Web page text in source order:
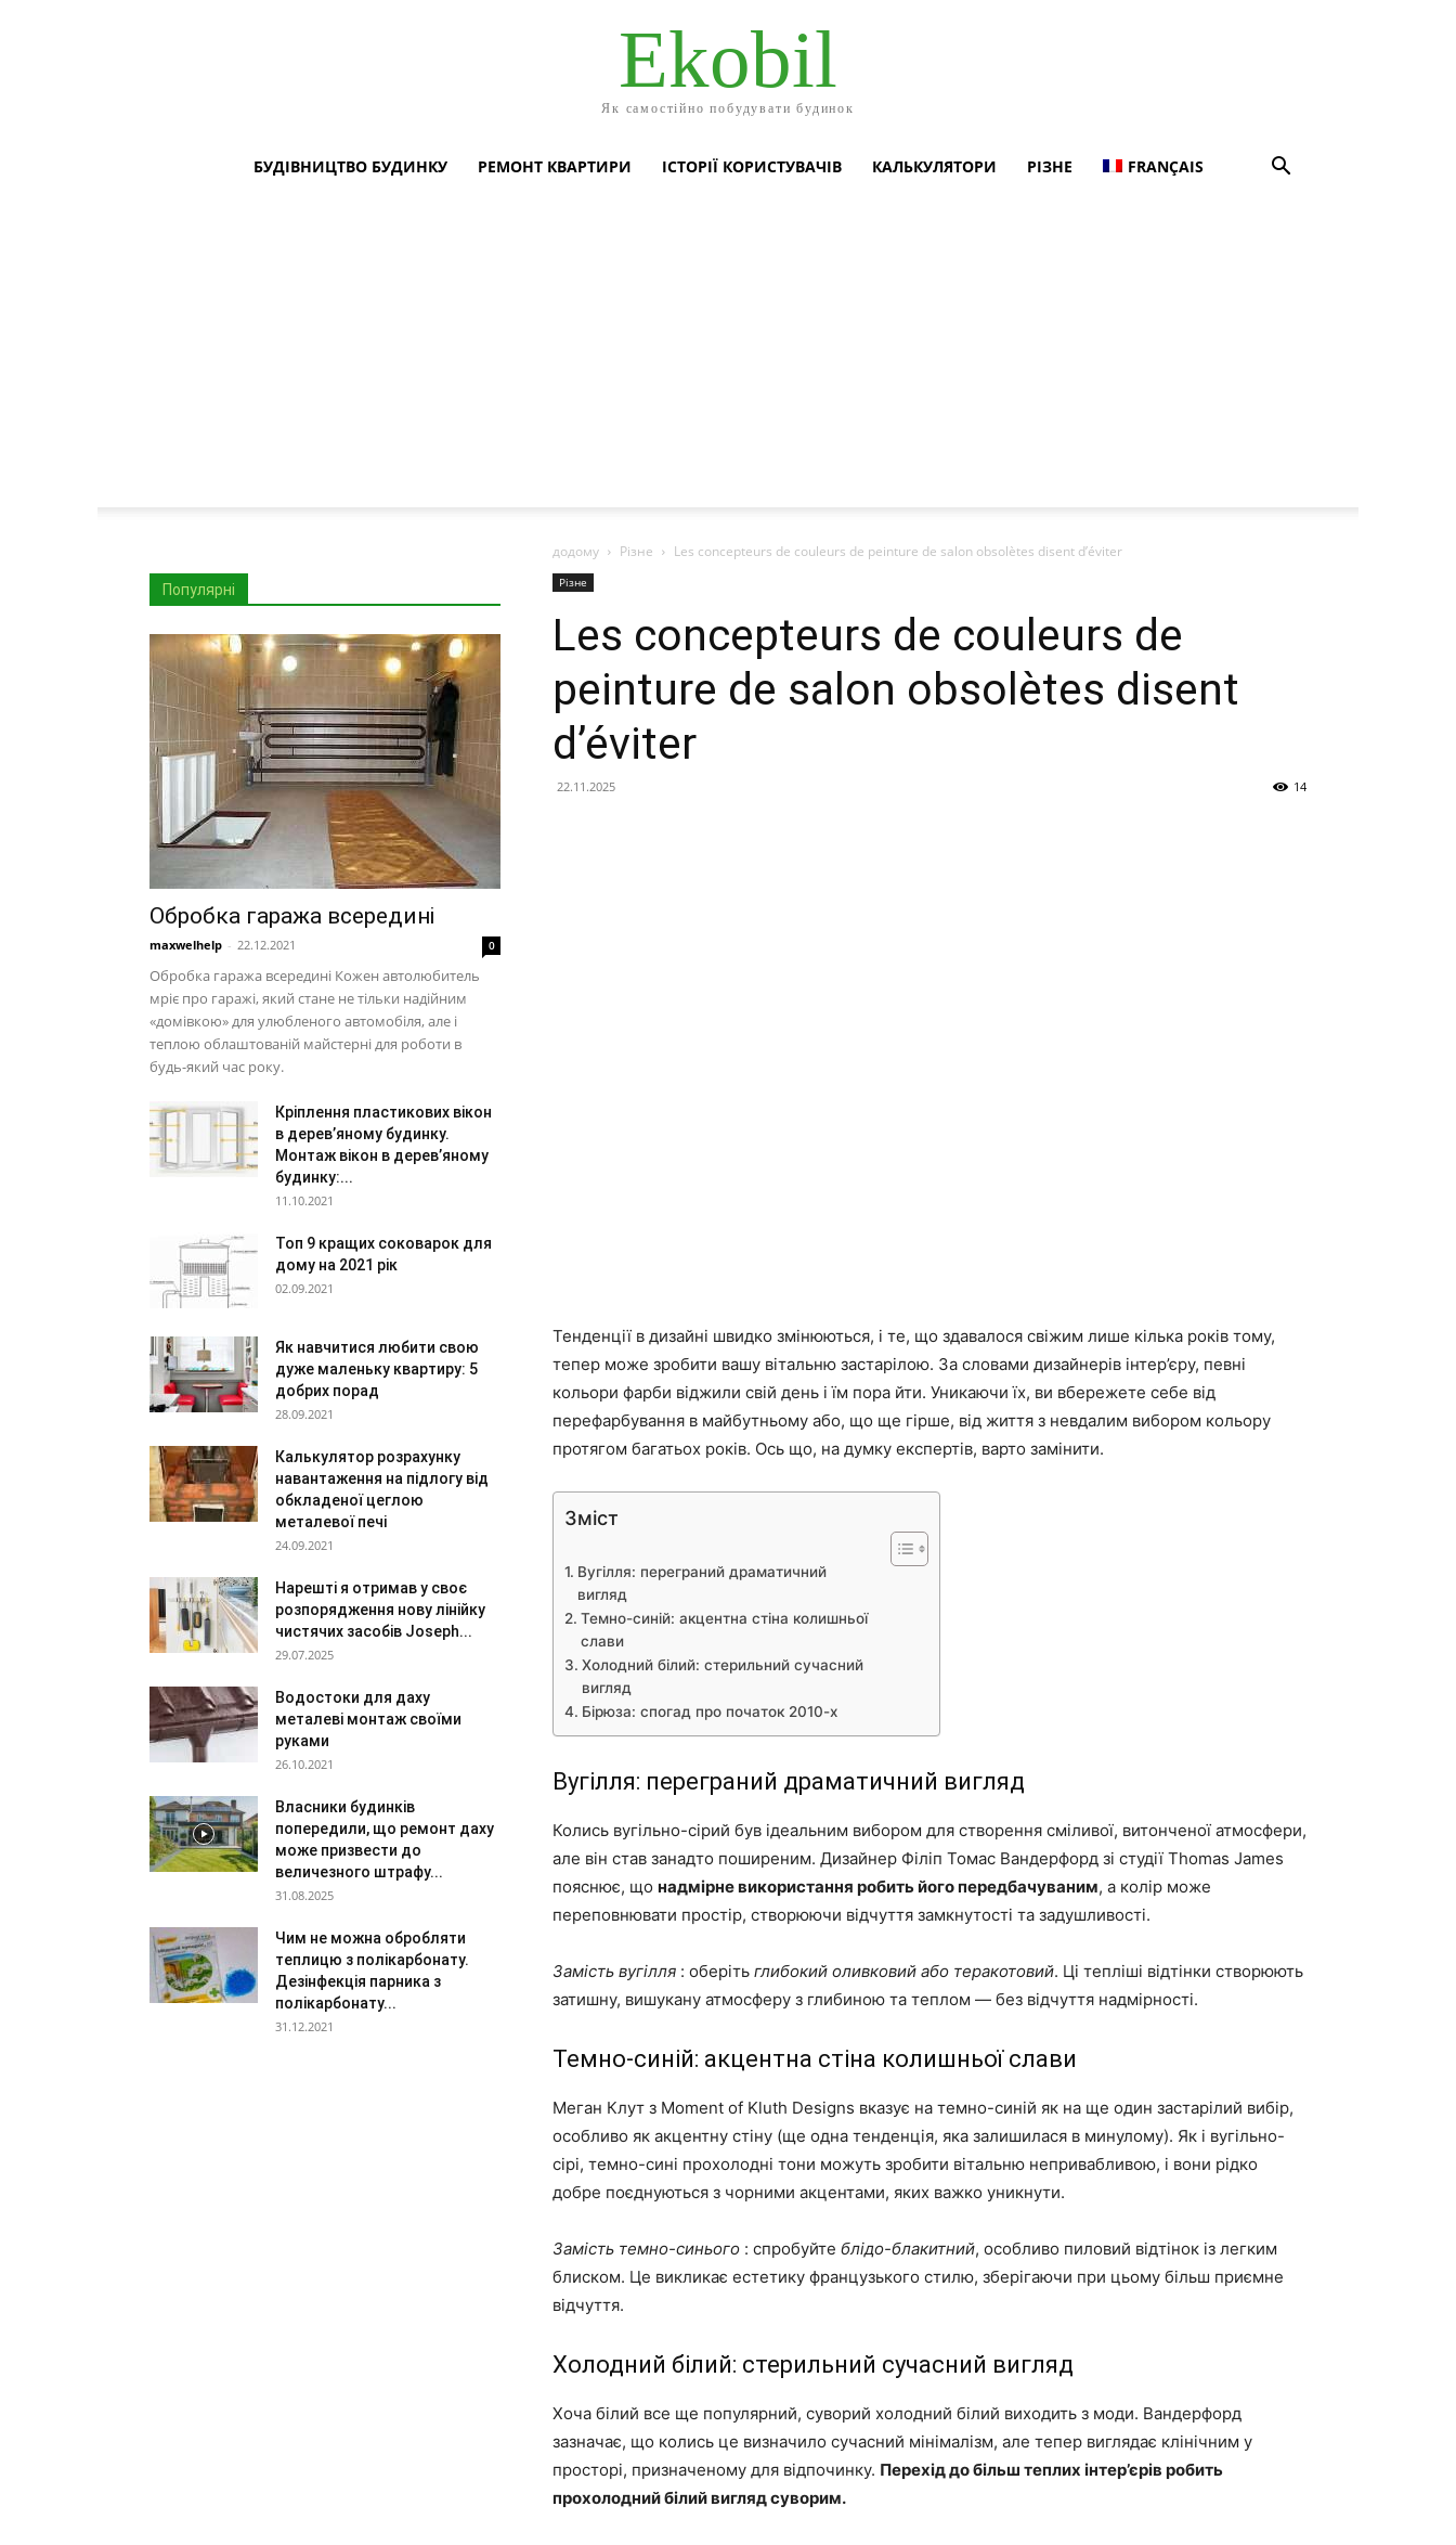
Ekobil
Як самостійно побудувати будинок
БУДІВНИЦТВО БУДИНКУ РЕМОНТ КВАРТИРИ ІСТОРІЇ КОРИСТУВАЧІВ КАЛЬКУЛЯТОРИ РІЗНЕ FRANÇAIS
додому Різне Les concepteurs de couleurs de peinture de salon obsolètes disent d’éviter
Різне
Les concepteurs de couleurs de
peinture de salon obsolètes disent
d’éviter
22.11.2025 14
Тенденції в дизайні швидко змінюються, і те, що здавалося свіжим лише кілька років тому,
тепер може зробити вашу вітальню застарілою. За словами дизайнерів інтер’єру, певні
кольори фарби віджили свій день і їм пора йти. Уникаючи їх, ви вбережете себе від
перефарбування в майбутньому або, що ще гірше, від життя з невдалим вибором кольору
протягом багатьох років. Ось що, на думку експертів, варто замінити.
Зміст
Вугілля: переграний драматичний
вигляд
Темно-синій: акцентна стіна колишньої
слави
Холодний білий: стерильний сучасний
вигляд
Бірюза: спогад про початок 2010-х
Вугілля: переграний драматичний вигляд
Колись вугільно-сірий був ідеальним вибором для створення сміливої, витонченої атмосфери,
але він став занадто поширеним. Дизайнер Філіп Томас Вандерфорд зі студії Thomas James
пояснює, що надмірне використання робить його передбачуваним, а колір може
переповнювати простір, створюючи відчуття замкнутості та задушливості.
Замість вугілля : оберіть глибокий оливковий або теракотовий. Ці тепліші відтінки створюють
затишну, вишукану атмосферу з глибиною та теплом — без відчуття надмірності.
Темно-синій: акцентна стіна колишньої слави
Меган Клут з Moment of Kluth Designs вказує на темно-синій як на ще один застарілий вибір,
особливо як акцентну стіну (ще одна тенденція, яка залишилася в минулому). Як і вугільно-
сірі, темно-сині прохолодні тони можуть зробити вітальню непривабливою, і вони рідко
добре поєднуються з чорними акцентами, яких важко уникнути.
Замість темно-синього : спробуйте блідо-блакитний, особливо пиловий відтінок із легким
блиском. Це викликає естетику французького стилю, зберігаючи при цьому більш приємне
відчуття.
Холодний білий: стерильний сучасний вигляд
Хоча білий все ще популярний, суворий холодний білий виходить з моди. Вандерфорд
зазначає, що колись це визначило сучасний мінімалізм, але тепер виглядає клінічним у
просторі, призначеному для відпочинку. Перехід до більш теплих інтер’єрів робить
прохолодний білий вигляд суворим.
Популярні
Обробка гаража всередині
maxwelhelp - 22.12.2021 0
Обробка гаража всередині Кожен автолюбитель
мріє про гаражі, який стане не тільки надійним
«домівкою» для улюбленого автомобіля, але і
теплою облаштованій майстерні для роботи в
будь-який час року.
Кріплення пластикових вікон
в дерев’яному будинку.
Монтаж вікон в дерев’яному
будинку:...
11.10.2021
Топ 9 кращих соковарок для
дому на 2021 рік
02.09.2021
Як навчитися любити свою
дуже маленьку квартиру: 5
добрих порад
28.09.2021
Калькулятор розрахунку
навантаження на підлогу від
обкладеної цеглою
металевої печі
24.09.2021
Нарешті я отримав у своє
розпорядження нову лінійку
чистячих засобів Joseph...
29.07.2025
Водостоки для даху
металеві монтаж своїми
руками
26.10.2021
Власники будинків
попередили, що ремонт даху
може призвести до
величезного штрафу...
31.08.2025
Чим не можна обробляти
теплицю з полікарбонату.
Дезінфекція парника з
полікарбонату...
31.12.2021